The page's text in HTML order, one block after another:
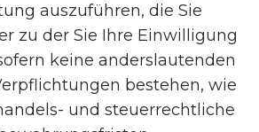
auszuführen, die Sie
zu der Sie Ihre Einwilligung
keine anderslautenden
bestehen, wie
und steuerrechtliche